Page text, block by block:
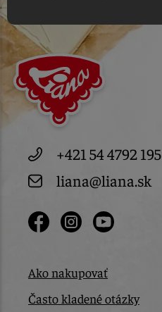
+421 54 4792 195
liana@liana.sk
Ako nakupovať
Často kladené otázky